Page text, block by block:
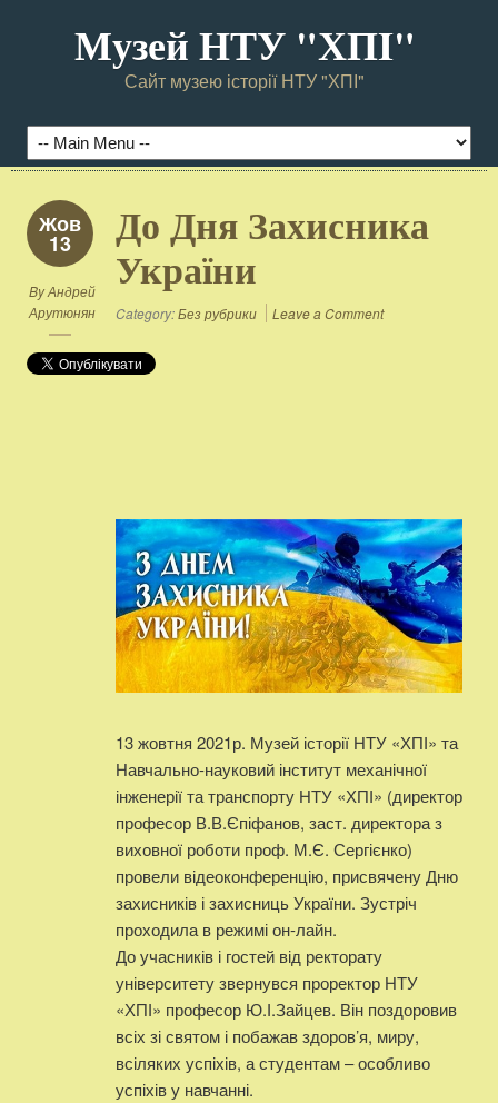
Музей НТУ "ХПI"
Сайт музею історії НТУ "ХПІ"
Жов
13
ByАндрей
Арутюнян
До Дня Захисника
України
Category:Без рубрики Leave a Comment
13 жовтня 2021р. Музей історії НТУ «ХПІ» та
Навчально-науковий інститут механічної
інженерії та транспорту НТУ «ХПІ» (директор
професор В.В.Єпіфанов, заст. директора з
виховної роботи проф. М.Є. Сергієнко)
провели відеоконференцію, присвячену Дню
захисників і захисниць України. Зустріч
проходила в режимі он-лайн.
До учасників і гостей від ректорату
університету звернувся проректор НТУ
«ХПІ» професор Ю.І.Зайцев. Він поздоровив
всіх зі святом і побажав здоров’я, миру,
всіляких успіхів, а студентам – особливо
успіхів у навчанні.